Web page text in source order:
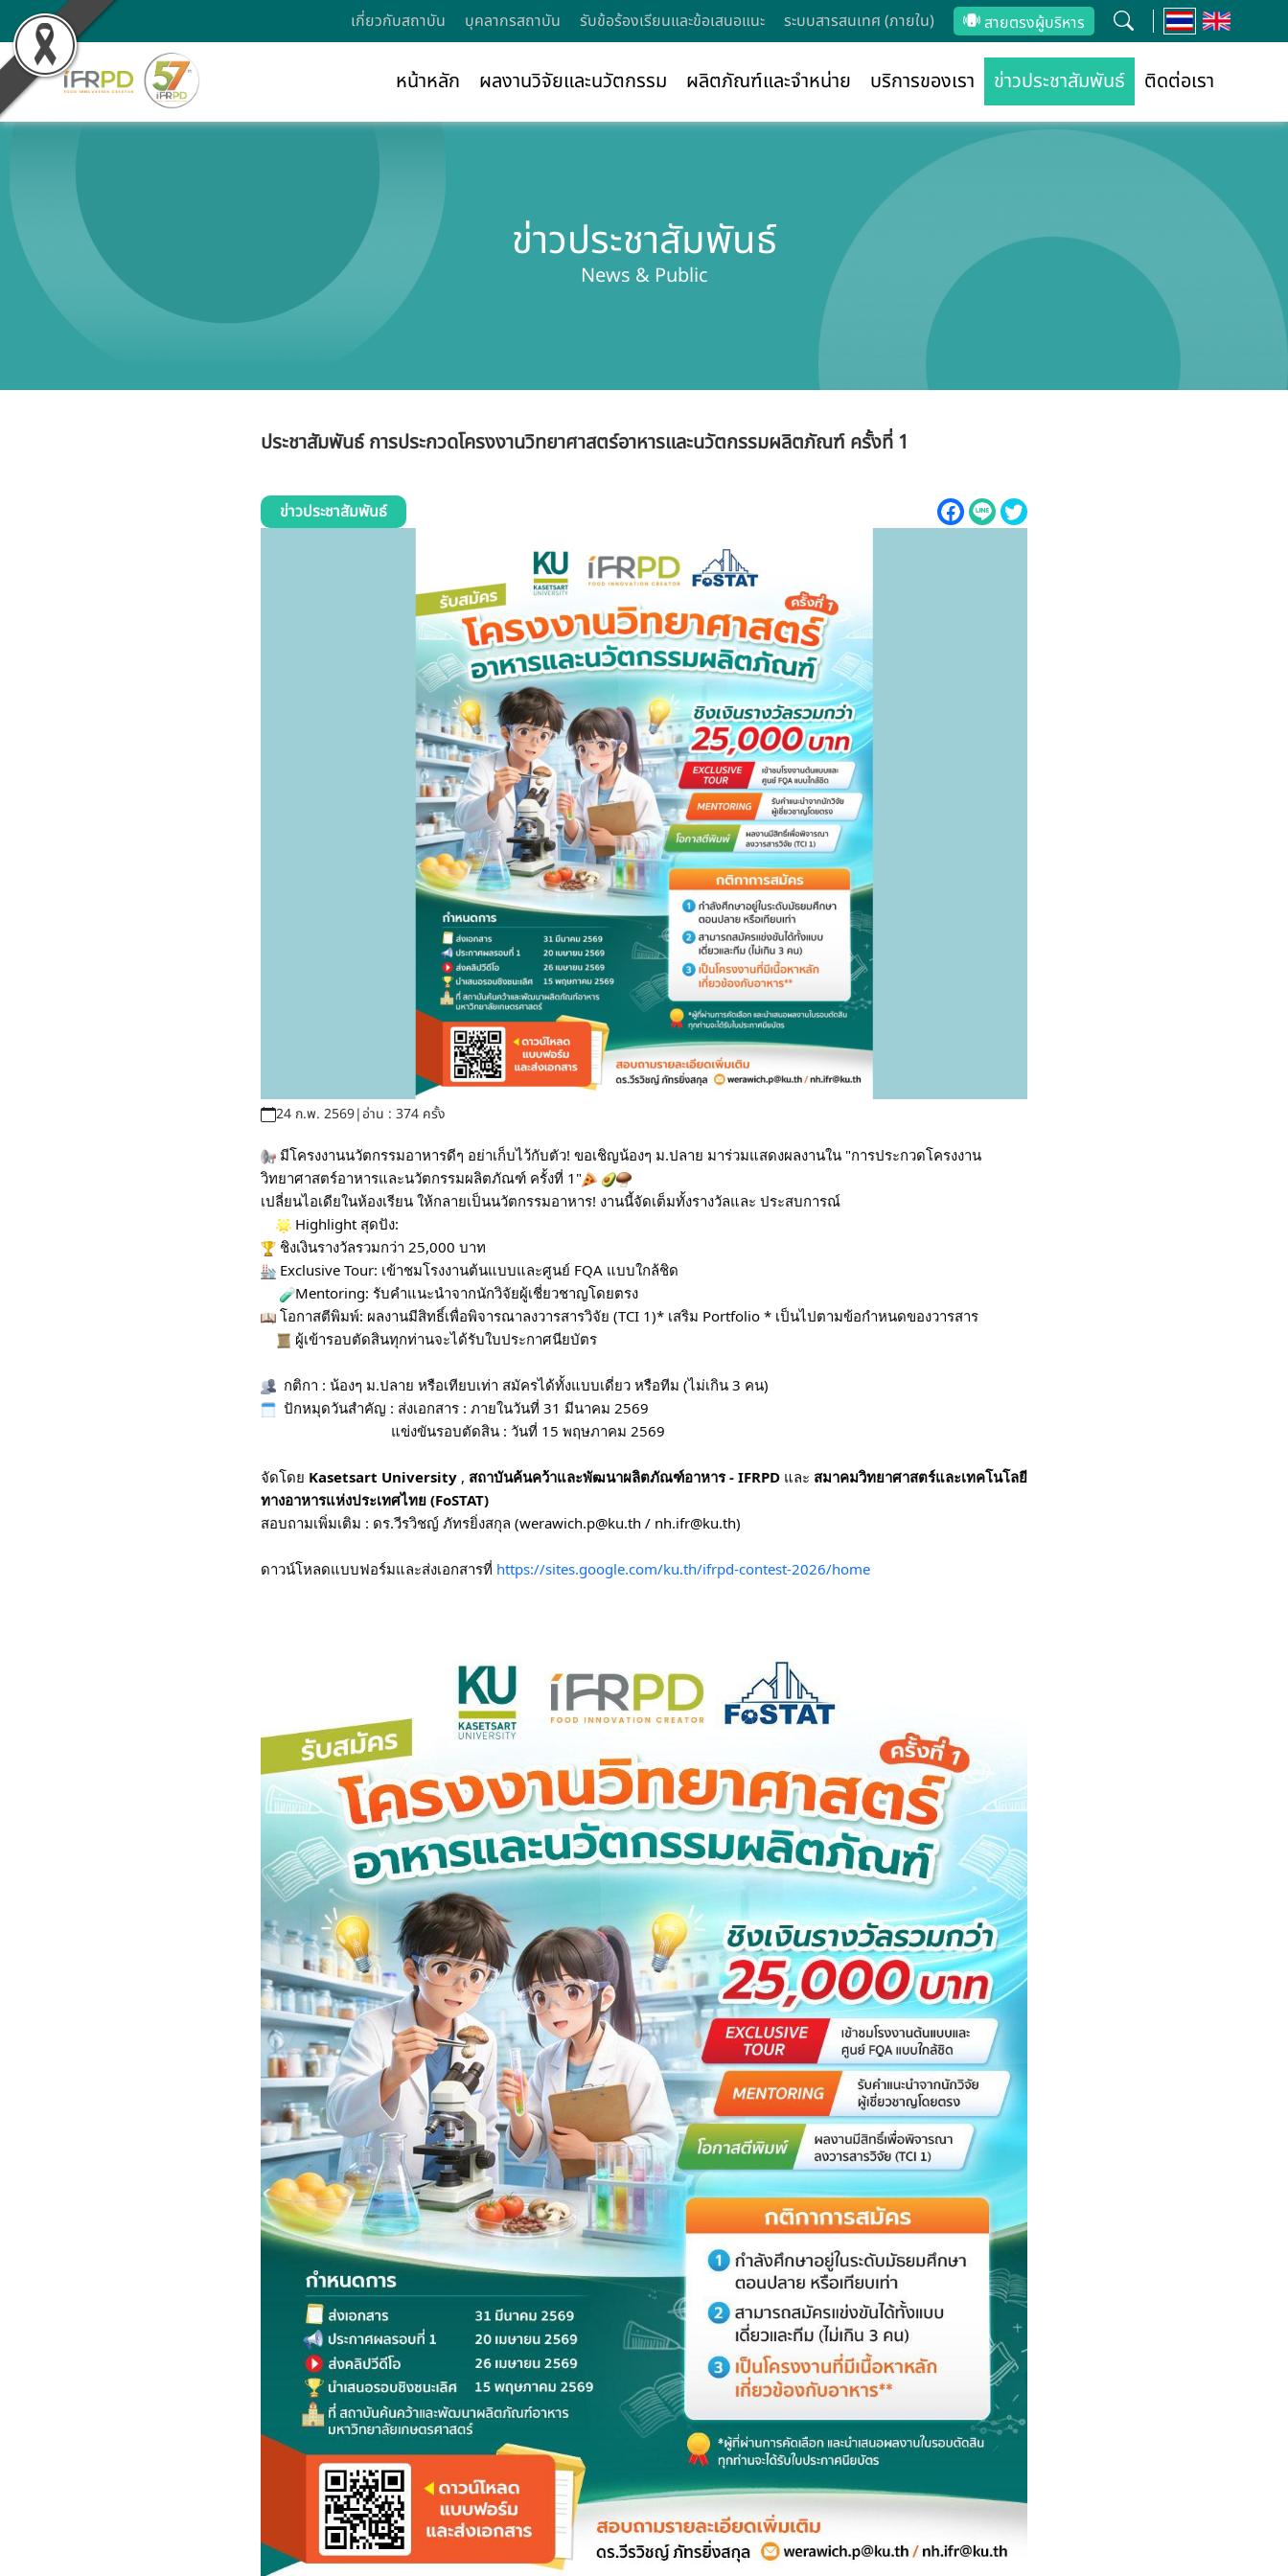
เกี่ยวกับสถาบัน บุคลากรสถาบัน รับข้อร้องเรียนและข้อเสนอแนะ ระบบสารสนเทศ (ภายใน) สายตรงผู้บริหาร
หน้าหลัก ผลงานวิจัยและนวัตกรรม ผลิตภัณฑ์และจำหน่าย บริการของเรา ข่าวประชาสัมพันธ์ ติดต่อเรา
ข่าวประชาสัมพันธ์
News & Public
ประชาสัมพันธ์ การประกวดโครงงานวิทยาศาสตร์อาหารและนวัตกรรมผลิตภัณฑ์ ครั้งที่ 1
ข่าวประชาสัมพันธ์
24 ก.พ. 2569|อ่าน : 374 ครั้ง
มีโครงงานนวัตกรรมอาหารดีๆ อย่าเก็บไว้กับตัว! ขอเชิญน้องๆ ม.ปลาย มาร่วมแสดงผลงานใน "การประกวดโครงงาน
วิทยาศาสตร์อาหารและนวัตกรรมผลิตภัณฑ์ ครั้งที่ 1"
​เปลี่ยนไอเดียในห้องเรียน ให้กลายเป็นนวัตกรรมอาหาร! งานนี้จัดเต็มทั้งรางวัลและ ประสบการณ์
Highlight สุดปัง:
ชิงเงินรางวัลรวมกว่า 25,000 บาท
Exclusive Tour: เข้าชมโรงงานต้นแบบและศูนย์ FQA แบบใกล้ชิด
Mentoring: รับคำแนะนำจากนักวิจัยผู้เชี่ยวชาญโดยตรง
โอกาสตีพิมพ์: ผลงานมีสิทธิ์เพื่อพิจารณาลงวารสารวิจัย (TCI 1)* เสริม Portfolio * เป็นไปตามข้อกำหนดของวารสาร
ผู้เข้ารอบตัดสินทุกท่านจะได้รับใบประกาศนียบัตร
กติกา : น้องๆ ม.ปลาย หรือเทียบเท่า ​สมัครได้ทั้งแบบเดี่ยว หรือทีม (ไม่เกิน 3 คน)
ปักหมุดวันสำคัญ : ​ส่งเอกสาร : ภายในวันที่ 31 มีนาคม 2569
แข่งขันรอบตัดสิน : วันที่ 15 พฤษภาคม 2569
จัดโดย Kasetsart University , สถาบันค้นคว้าและพัฒนาผลิตภัณฑ์อาหาร - IFRPD และ สมาคมวิทยาศาสตร์และเทคโนโลยี
ทางอาหารแห่งประเทศไทย (FoSTAT)
สอบถามเพิ่มเติม : ดร.วีรวิชญ์ ภัทรยิ่งสกุล (werawich.p@ku.th / nh.ifr@ku.th)
ดาวน์โหลดแบบฟอร์มและส่งเอกสารที่ https://sites.google.com/ku.th/ifrpd-contest-2026/home